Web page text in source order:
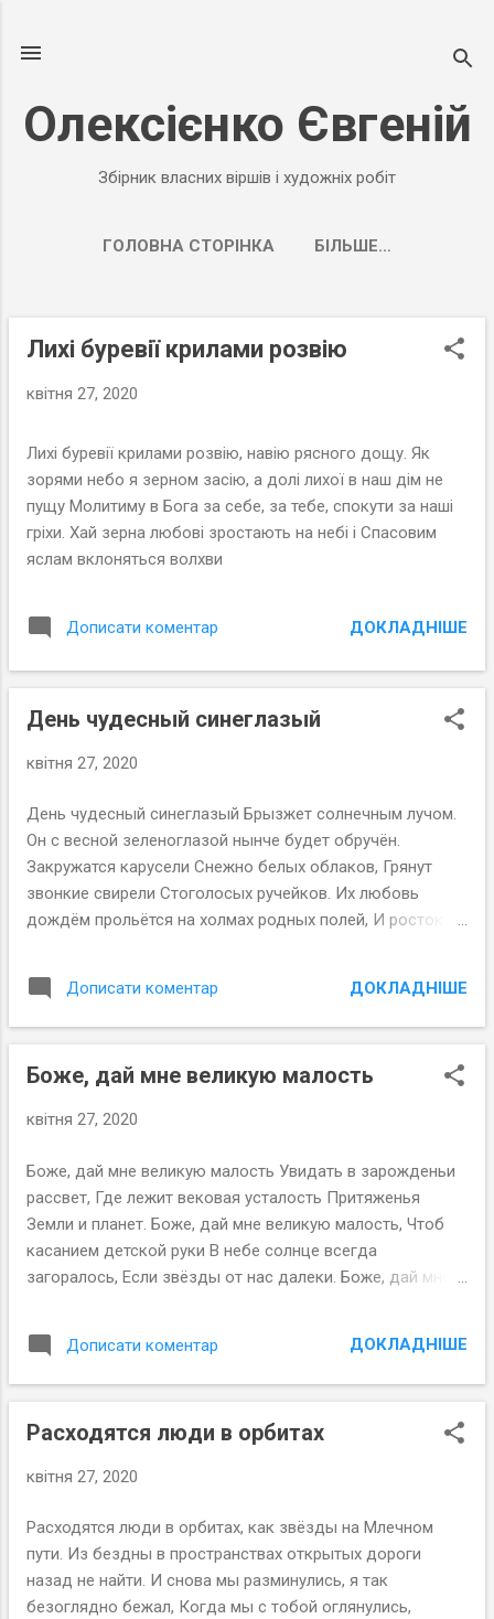
Олексієнко Євгеній
Збірник власних віршів і художніх робіт
ГОЛОВНА СТОРІНКА БІЛЬШЕ…
Лихі буревії крилами розвію
квітня 27, 2020
Лихі буревії крилами розвію, навію рясного дощу. Як
зорями небо я зерном засію, а долі лихої в наш дім не
пущу Молитиму в Бога за себе, за тебе, спокути за наші
гріхи. Хай зерна любові зростають на небі і Спасовим
яслам вклоняться волхви
Дописати коментар ДОКЛАДНІШЕ
День чудесный синеглазый
квітня 27, 2020
День чудесный синеглазый Брызжет солнечным лучом.
Он с весной зеленоглазой нынче будет обручён.
Закружатся карусели Снежно белых облаков, Грянут
звонкие свирели Стоголосых ручейков. Их любовь
дождём прольётся на холмах родных полей, И росток к
Дописати коментар ДОКЛАДНІШЕ
Боже, дай мне великую малость
квітня 27, 2020
Боже, дай мне великую малость Увидать в зарожденьи
рассвет, Где лежит вековая усталость Притяженья
Земли и планет. Боже, дай мне великую малость, Чтоб
касанием детской руки В небе солнце всегда
загоралось, Если звёзды от нас далеки. Боже, дай мне
бесконечность тропа открывалась Сквозь космический
синий простор. 7-22 декабря 2009
Дописати коментар ДОКЛАДНІШЕ
Расходятся люди в орбитах
квітня 27, 2020
Расходятся люди в орбитах, как звёзды на Млечном
пути. Из бездны в пространствах открытых дороги
назад не найти. И снова мы разминулись, я так
безоглядно бежал, Когда мы с тобой оглянулись,